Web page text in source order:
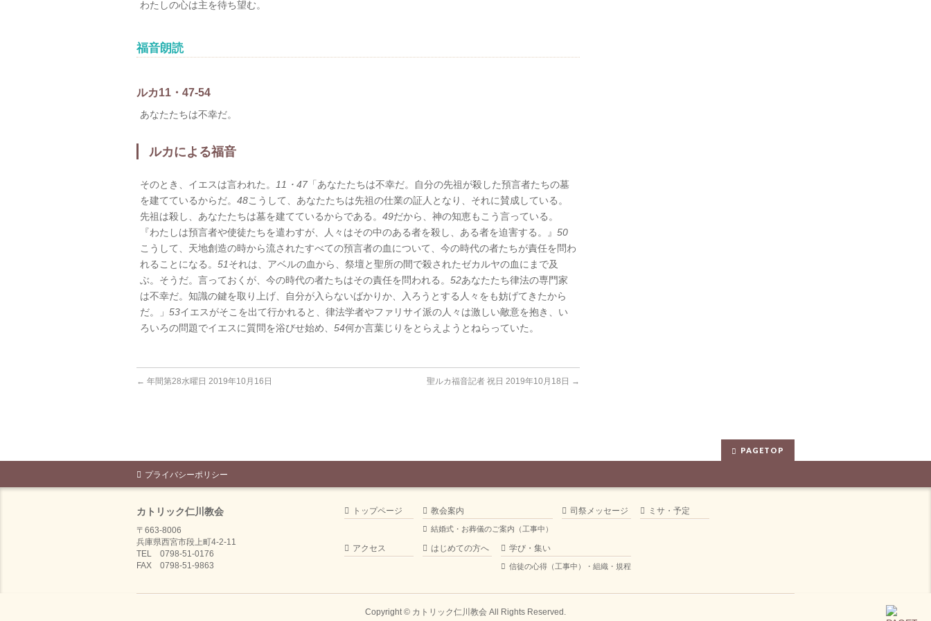
わたしの心は主を待ち望む。
福音朗読
ルカ11・47-54
あなたたちは不幸だ。
ルカによる福音
そのとき、イエスは言われた。 11・47 「あなたたちは不幸だ。自分の先祖が殺した預言者たちの墓
を建てているからだ。 48こうして、あなたたちは先祖の仕業の証人となり、それに賛成している。
先祖は殺し、あなたたちは墓を建てているからである。 49だから、神の知恵もこう言っている。
『わたしは預言者や使徒たちを遣わすが、人々はその中のある者を殺し、ある者を迫害する。』 50
こうして、天地創造の時から流されたすべての預言者の血について、今の時代の者たちが責任を問わ
れることになる。 51それは、アベルの血から、祭壇と聖所の間で殺されたゼカルヤの血にまで及
ぶ。そうだ。言っておくが、今の時代の者たちはその責任を問われる。 52あなたたち律法の専門家
は不幸だ。知識の鍵を取り上げ、自分が入らないばかりか、入ろうとする人々をも妨げてきたから
だ。」 53イエスがそこを出て行かれると、律法学者やファリサイ派の人々は激しい敵意を抱き、い
ろいろの問題でイエスに質問を浴びせ始め、 54何か言葉じりをとらえようとねらっていた。
← 年間第28水曜日 2019年10月16日 聖ルカ福音記者 祝日 2019年10月18日 →
PAGETOP
プライバシーポリシー
カトリック仁川教会
〒663-8006
兵庫県西宮市段上町4-2-11
TEL 0798-51-0176
FAX 0798-51-9863
トップページ 教会案内
結婚式・お葬儀のご案内（工事中）
司祭メッセージ ミサ・予定
アクセス はじめての方へ 学び・集い
信徒の心得（工事中）・組織・規程
Copyright © カトリック仁川教会 All Rights Reserved.